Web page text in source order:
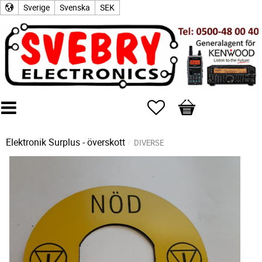
Sverige Svenska SEK
Favoriter
Kundvagn
Elektronik Surplus - överskott DIVERSE